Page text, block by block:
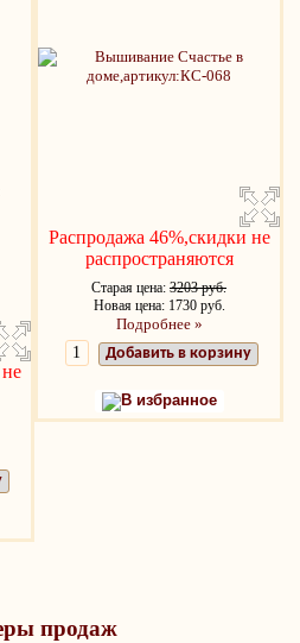
Распродажа 46%,скидки не
распространяются
Старая цена: 3203 руб.
Новая цена: 1730 руб.
Подробнее »
Добавить в корзину
В избранное
продаж